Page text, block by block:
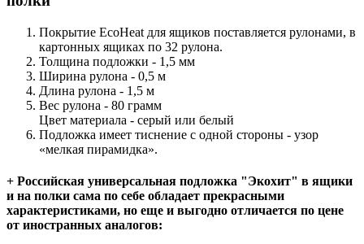
Покрытие EcoHeat для ящиков поставляется рулонами, в
картонных ящиках по 32 рулона.
Толщина подложки - 1,5 мм
Ширина рулона - 0,5 м
Длина рулона - 1,5 м
Вес рулона - 80 грамм
Цвет материала - серый или белый
Подложка имеет тиснение с одной стороны - узор
«мелкая пирамидка».
+ Российская универсальная подложка "Экохит" в ящики
и на полки сама по себе обладает прекрасными
характеристиками, но еще и выгодно отличается по цене
от иностранных аналогов: